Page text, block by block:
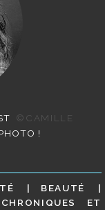
©CAMILLE
!
BEAUTÉ
CHRONIQUES ET